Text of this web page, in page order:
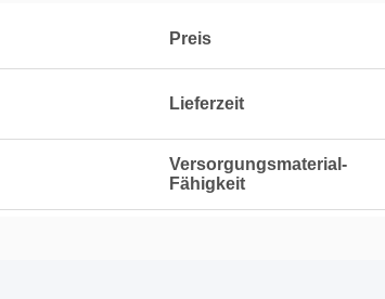
Preis
Lieferzeit
Versorgungsmaterial-
Fähigkeit